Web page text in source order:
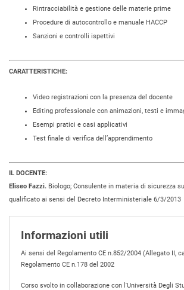
Rintracciabilità e gestione delle materie prime
Procedure di autocontrollo e manuale HACCP
Sanzioni e controlli ispettivi
CARATTERISTICHE:
Video registrazioni con la presenza del docente
Editing professionale con animazioni, testi e
Esempi pratici e casi applicativi
Test finale di verifica dell’apprendimento
IL DOCENTE:
Eliseo Fazzi. Biologo; Consulente in materia di sicurezza
qualificato ai sensi del Decreto Interministeriale 6/3/2013
Informazioni utili
Ai sensi del Regolamento CE n.852/2004 (Allegato II,
Regolamento CE n.178 del 2002
Corso svolto in collaborazione con l'Università Degli